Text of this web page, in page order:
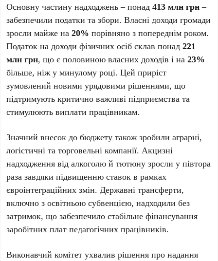
Основну частину надходжень – понад413 млн грн–
забезпечили податки та збори. Власні доходи громади
зросли майже на20% порівняно з попереднім роком.
Податок на доходи фізичних осіб склав понад221
млн грн, що є половиною власних доходів і на23%
більше, ніж у минулому році. Цей приріст
зумовлений новими урядовими рішеннями, що
підтримують критично важливі підприємства та
стимулюють виплати працівникам.
Значний внесок до бюджету також зробили аграрні,
логістичні та торговельні компанії. Акцизні
надходження від алкоголю й тютюну зросли у півтора
раза завдяки підвищенню ставок в рамках
євроінтеграційних змін. Державні трансферти,
включно з освітньою субвенцією, надходили без
затримок, що забезпечило стабільне фінансування
заробітних плат педагогічних працівників.
Виконавчий комітет ухвалив рішення про надання